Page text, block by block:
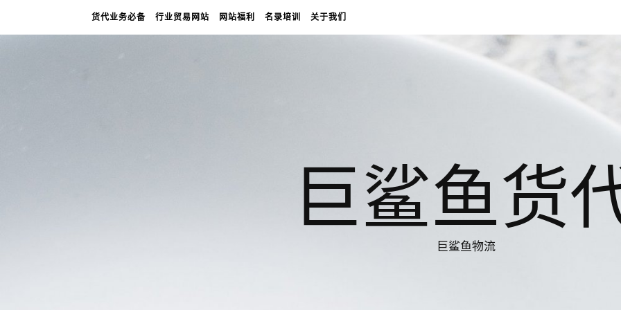
货代业务必备 行业贸易网站 网站福利 名录培训 关于我们
巨鲨鱼货
巨鲨鱼物流